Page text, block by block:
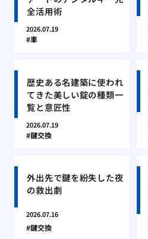
全活用術
2026.07.19
車
歴史ある名建築に使われ
てきた美しい錠の種類一
覧と意匠性
2026.07.19
鍵交換
外出先で鍵を紛失した夜
の救出劇
2026.07.16
鍵交換